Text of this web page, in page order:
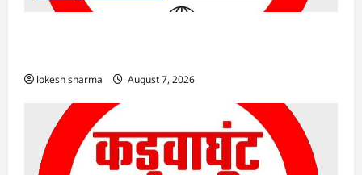
lokesh sharma August 7, 2026